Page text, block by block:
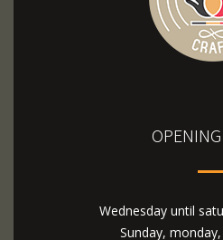
Wednesday until
Sunday,